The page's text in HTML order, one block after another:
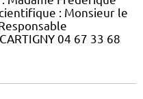
: Monsieur le
04 67 33 68